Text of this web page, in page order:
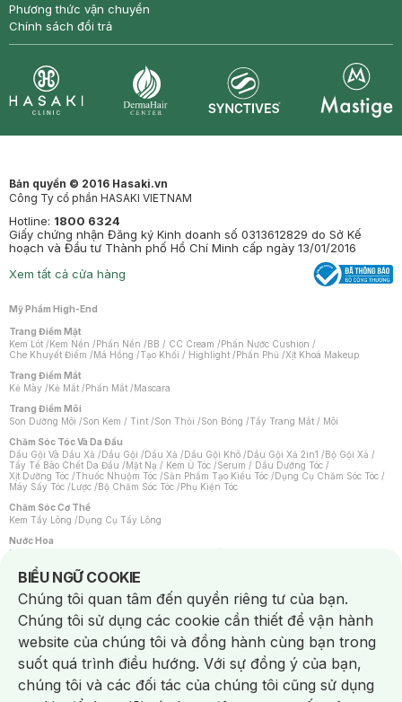
Phương thức vận chuyển
Chính sách đổi trả
Bản quyền © 2016 Hasaki.vn
Công Ty cổ phần HASAKI VIETNAM
Hotline: 1800 6324
Giấy chứng nhận Đăng ký Kinh doanh số 0313612829 do Sở Kế
hoạch và Đầu tư Thành phố Hồ Chí Minh cấp ngày 13/01/2016
Xem tất cả cửa hàng
Mỹ Phẩm High-End
Trang Điểm Mặt
Kem Lót /Kem Nền /Phấn Nền /BB / CC Cream /Phấn Nước Cushion /
Che Khuyết Điểm /Má Hồng /Tạo Khối / Highlight /Phấn Phủ /Xịt Khoá Makeup
Trang Điểm Mắt
Kẻ Mày /Kẻ Mắt /Phấn Mắt /Mascara
Trang Điểm Môi
Son Dưỡng Môi /Son Kem / Tint /Son Thỏi /Son Bóng /Tẩy Trang Mắt / Môi
Chăm Sóc Tóc Và Da Đầu
Dầu Gội Và Dầu Xả /Dầu Gội /Dầu Xả /Dầu Gội Khô /Dầu Gội Xả 2in1 /Bộ Gội Xả /
Tẩy Tế Bào Chết Da Đầu /Mặt Nạ / Kem Ủ Tóc /Serum / Dầu Dưỡng Tóc /
Xịt Dưỡng Tóc /Thuốc Nhuộm Tóc /Sản Phẩm Tạo Kiểu Tóc /Dụng Cụ Chăm Sóc Tóc /
Máy Sấy Tóc /Lược /Bộ Chăm Sóc Tóc /Phụ Kiện Tóc
Chăm Sóc Cơ Thể
Kem Tẩy Lông /Dụng Cụ Tẩy Lông
Nước Hoa
Nước Hoa Nữ
Chăm Sóc Cá Nhân
Chống Muỗi /Khẩu Trang /Máy Massage/Mặt Nạ Xông Hơi /Nước Rửa Tay/
Sản Phẩm Chăm Sóc Khác /Bàn Chải Đánh Răng /Bàn Chải Điện/
Hỗ Trợ Trắng Răng/Kem Đánh Răng /Máy Tăm Nước/ Nước Súc Miệng/
Tăm / Chỉ Nha Khoa/ Xịt Thơm Miệng / Dung Dịch Vệ Sinh/Dưỡng Vùng Kín/
Khăn Ướt Vệ Sinh Vùng Kín/Băng Vệ Sinh/Tampon/Bọt Cạo Râu /Dao Cạo Râu/
Máy Cạo Râu
Vấn Đề Về Da
Da Dầu / Lỗ Chân Lông To/ Da Khô / Mất Nước/ Da Lão Hóa/ Da Mụn/
Da Nhạy Cảm / Kích Ứng
Da Xỉn Màu Thâm / Nám / Tàn Nhang
BIỂU NGỮ COOKIE
Notice about cookies usage
Chúng tôi quan tâm đến quyền riêng tư của bạn.
Chúng tôi sử dụng các cookie cần thiết để vận hành
website của chúng tôi và đồng hành cùng bạn trong
suốt quá trình điều hướng. Với sự đồng ý của bạn,
chúng tôi và các đối tác của chúng tôi cũng sử dụng